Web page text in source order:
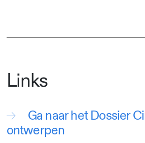
Links
Ga naar het Dossier
ontwerpen